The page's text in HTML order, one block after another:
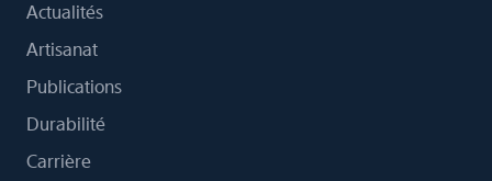
Actualités
Artisanat
Publications
Durabilité
Carrière